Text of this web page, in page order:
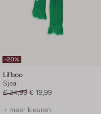
-20%
Lil'boo
Sjaal
€ 24,99 € 19,99
+ meer kleuren